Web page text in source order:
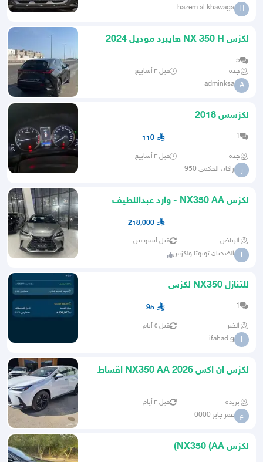
H
hazem al.khawaga
لكزس NX 350 H هايبرد موديل 2024
5
جده
قبل ٣ أسابيع
A
adminksa
لكزسس 2018
1
110
جده قبل ٣ أسابيع
ر راكان الحكمي 950
لكزس NX350 AA - وارد عبداللطيف
218,000
الرياض قبل أسبوعين
ا الضحيان تويوتا ولكزس
للتنازل NX350 لكزس
1
95
الخبر قبل ٥ أيام
I
ifahad g
لكزس ان اكس NX350 AA 2026 اقساط
بريدة قبل ٣ أيام
ع عمر جابر 0000
لكزس NX350 (AA)